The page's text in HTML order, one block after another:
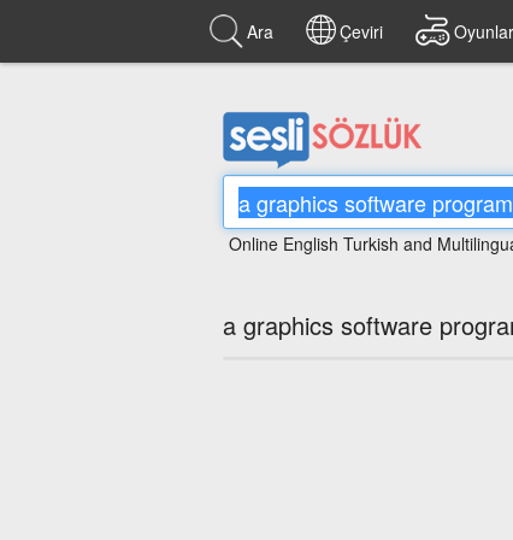
Ara Çeviri Oyunlar
Online English Turkish and
a graphics software